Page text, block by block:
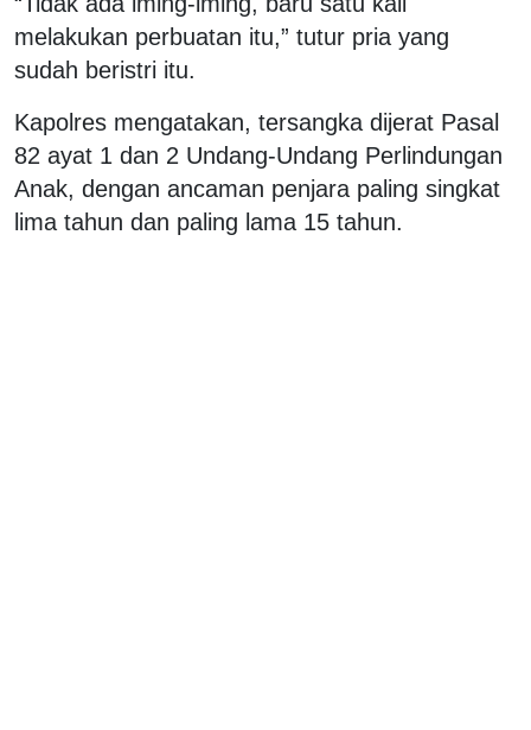
melakukan perbuatan itu,” tutur pria yang
sudah beristri itu.
Kapolres mengatakan, tersangka dijerat Pasal
82 ayat 1 dan 2 Undang-Undang Perlindungan
Anak, dengan ancaman penjara paling singkat
lima tahun dan paling lama 15 tahun.